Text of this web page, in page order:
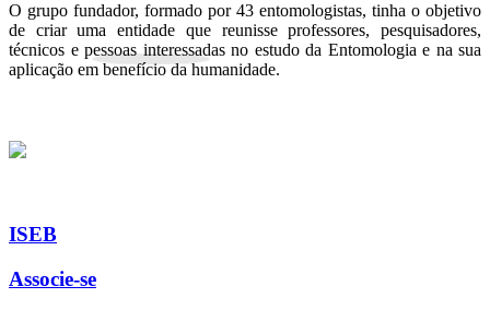
O grupo fundador, formado por 43 entomologistas, tinha o objetivo
de criar uma entidade que reunisse professores, pesquisadores,
técnicos e pessoas interessadas no estudo da Entomologia e na sua
aplicação em benefício da humanidade.
ISEB
Associe-se